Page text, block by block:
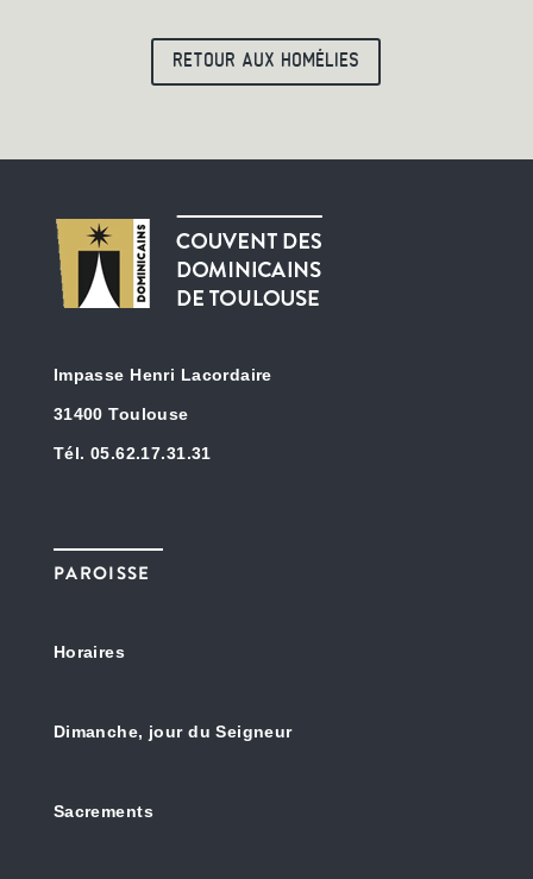
RETOUR AUX HOMÉLIES
Impasse Henri Lacordaire
31400 Toulouse
Tél. 05.62.17.31.31
PAROISSE
Horaires
Dimanche, jour du Seigneur
Sacrements